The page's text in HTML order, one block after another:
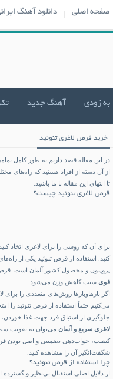
صفحه اصلی دانلود آهنگ
به زودی آهنگ جدید
خرید قرص لاغری تنوئید
در این مقاله قصد داریم به طور کامل
از آن دسته از افراد هستید که راه‌های
تا انتهای این مقاله با ما باشید.
قرص لاغری تنوئید چیست؟
برای آن که روشی را برای لاغری اتخاذ
کنید. استفاده از قرص تنوئید یکی از
پروپیون و محصول کشور آلمان است.
قوی سبب کاهش وزن می‌شود.
اگر بارهاوبارها روش‌های متعددی را
می‌کنیم حتماً استفاده از قرص تنوئید را
جلوگیری از اشتیاق فرد جهت غذا خوردن،
لاغری سریع و آسان می‌توان به تقویت
کیفیت، جواب‌دهی تضمینی و اصل بودن قرص
شگفت‌انگیز آن را مشاهده کنید.
چرا استفاده از قرص تنوئید؟
از دلایل اصلی استقبال بی‌نظیر و گسترده